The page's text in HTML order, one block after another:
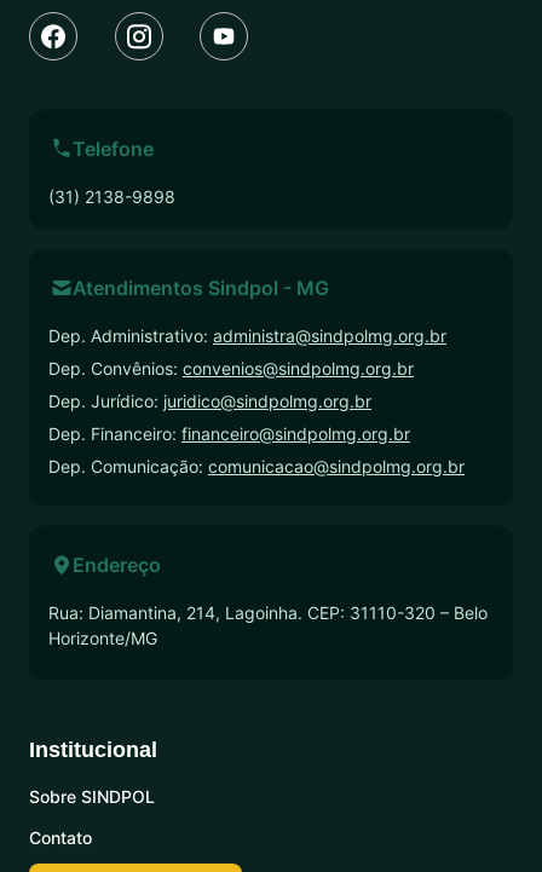
Telefone
(31) 2138-9898
Atendimentos Sindpol - MG
Dep. Administrativo: administra@sindpolmg.org.br
Dep. Convênios: convenios@sindpolmg.org.br
Dep. Jurídico: juridico@sindpolmg.org.br
Dep. Financeiro: financeiro@sindpolmg.org.br
Dep. Comunicação: comunicacao@sindpolmg.org.br
Endereço
Rua: Diamantina, 214, Lagoinha. CEP: 31110-320 – Belo
Horizonte/MG
Institucional
Sobre SINDPOL
Contato